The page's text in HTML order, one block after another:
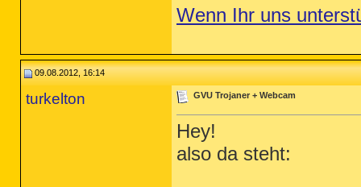
Wenn Ihr uns
09.08.2012, 16:14
turkelton GVU Trojaner + Webcam
Hey!
also da steht: